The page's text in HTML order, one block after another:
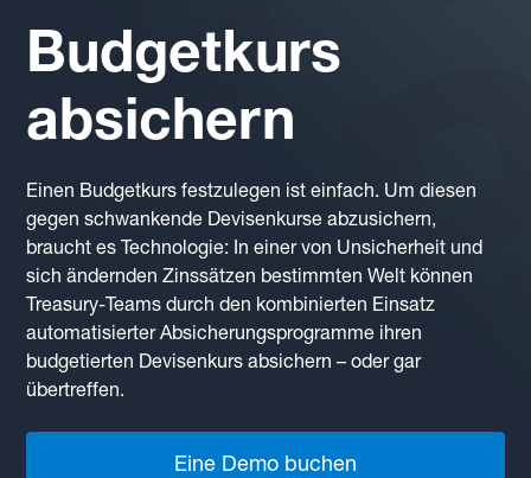
Budgetkurs
absichern
Einen Budgetkurs festzulegen ist einfach. Um diesen
gegen schwankende Devisenkurse abzusichern,
braucht es Technologie: In einer von Unsicherheit und
sich ändernden Zinssätzen bestimmten Welt können
Treasury-Teams durch den kombinierten Einsatz
automatisierter Absicherungsprogramme ihren
budgetierten Devisenkurs absichern – oder gar
übertreffen.
Eine Demo buchen